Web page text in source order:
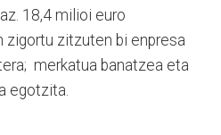
18,4 milioi euro
zigortu zitzuten bi enpresa
merkatua banatzea eta
egotzita.